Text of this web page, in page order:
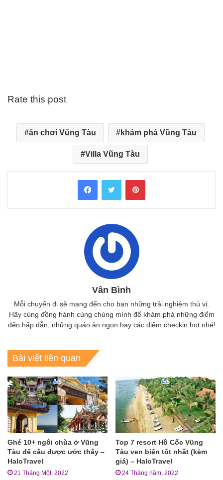
Rate this post
ăn chơi Vũng Tàu khám phá Vũng Tàu
Villa Vũng Tàu
FacebookTwitter Pinterest
Vân Bình
Mỗi chuyến đi sẽ mang đến cho bạn những trải nghiệm thú vị.
Hãy cùng đồng hành cùng chúng mình để khám phá những điểm
đến hấp dẫn, những quán ăn ngon hay các điểm checkin hot nhé!
Bài viết liên quan
Ghé 10+ ngôi chùa ở Vũng
Tàu để cầu được ước thấy –
HaloTravel
21 Tháng Một, 2022
Top 7 resort Hồ Cốc Vũng
Tàu ven biển tốt nhất (kèm
giá) – HaloTravel
24 Tháng năm, 2022